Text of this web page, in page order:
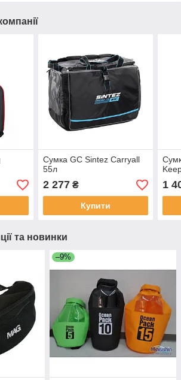
Сумка GC Sintez Carryall
55л
2 277₴
Купити
1
та новинки
–9%